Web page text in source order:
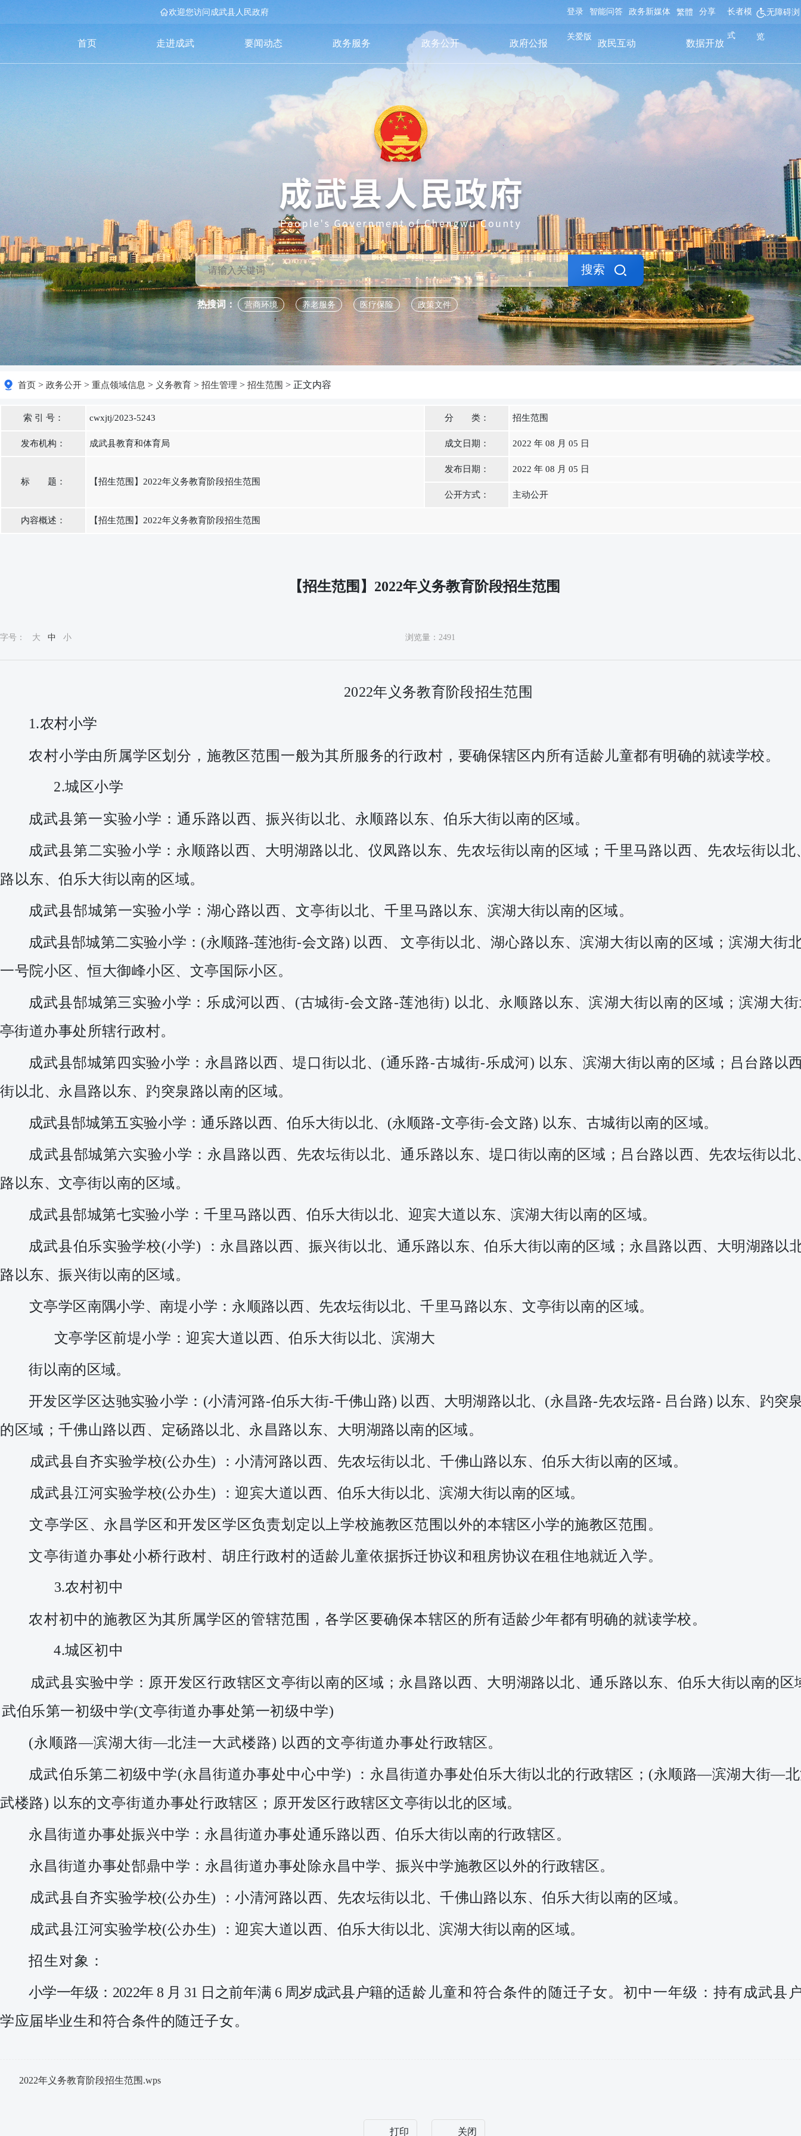
欢迎您访问成武县人民政府 登录 智能问答 政务新媒体 繁體 分享
关爱版
长者模
式
无障碍浏
览
首页 走进成武 要闻动态 政务服务 政务公开 政府公报 政民互动 数据开放
搜索
热搜词： 营商环境 养老服务 医疗保险 政策文件
首页 > 政务公开 > 重点领域信息 > 义务教育 > 招生管理 > 招生范围 > 正文内容
索 引 号： cwxjtj/2023-5243 分 类： 招生范围
发布机构： 成武县教育和体育局 成文日期： 2022 年 08 月 05 日
标 题： 【招生范围】2022年义务教育阶段招生范围
发布日期： 2022 年 08 月 05 日
公开方式： 主动公开
内容概述： 【招生范围】2022年义务教育阶段招生范围
【招生范围】2022年义务教育阶段招生范围
字号： 大 中 小 浏览量： 2491
2022年义务教育阶段招生范围
1.农村小学
农村小学由所属学区划分，施教区范围一般为其所服务的行政村 ， 要确保辖区内所有适龄儿童都有明确的就读学校。
2.城区小学
成武县第一实验小学：通乐路以西、振兴街以北、永顺路以东、伯乐大街以南的区域。
成武县第二实验小学： 永顺路以西、大明湖路以北、仪凤路 以东、先农坛街以南的区域；千里马路以西、先农坛街以北
路 以东、伯乐大街以南的区域。
成武县郜城第一实验小学： 湖心路以西、文亭街以北、千里马路以东、滨湖大街以南的区域。
成武县郜城第二实验小学： (永顺路-莲池街-会文路) 以西、文亭街以北、湖心路以东、滨湖大街以南的区域；滨湖大街
一号院小区、恒大御峰小区、文亭国际小区。
成武县郜城第三实验小学： 乐成河以西、 (古城街-会文路-莲池街) 以北、永顺路以东、滨湖大街以南的区域；滨湖大
亭街道办事处所辖行政村。
成武县郜城第四实验小学 ：永昌路以西、堤口街以北、 (通乐路-古城街-乐成河) 以东、滨湖大街以南的区域；吕台路以
街以北、永昌路以东、趵突泉路以南的区域。
成武县郜城第五实验小学： 通乐路以西、伯乐大街以北、 (永顺路-文亭街-会文路) 以东、古城街以南的区域。
成武县郜城第六实验小学： 永昌路以西、先农坛街以北、通 乐路以东、 堤口街以南的区域； 吕台路以西、先农坛街以北
路 以东、文亭街以南的区域。
成武县郜城第七实验小学：千里马路以西、伯乐大街以北、 迎宾大道以东、滨湖大街以南的区域。
成武县伯乐实验学校(小学) ： 永昌路以西、振兴街以北、通乐路以东、伯乐大街以南的区域；永昌路以西、大明湖路以
路以东、振兴街以南的区域。
文亭学区南隅小学、南堤小学： 永顺路以西、先农坛街以北、 千里马路以东、文亭街以南的区域。
文亭学区前堤小学：迎宾大道以西、伯乐大街以北、滨湖大
街 以南的区域。
开发区学区达驰实验小学： (小清河路-伯乐大街-千佛山路) 以西、大明湖路以北、 (永昌路-先农坛路- 吕台路) 以东、趵突
的区域；千佛山路以西、定砀路以北、永昌路以东、大明湖路以南的区域。
成武县自齐实验学校(公办生) ：小清河路以西、先农坛街 以北、千佛山路以东、伯乐大街以南的区域。
成武县江河实验学校(公办生) ：迎宾大道以西、伯乐大街 以北、滨湖大街以南的区域。
文亭学区、永昌学区和开发区学区负责划定以上学校施教区范围以外的本辖区小学的施教区范围。
文亭街道办事处小桥行政村、胡庄行政村的适龄儿童依据拆迁协议和租房协议在租住地就近入学。
3.农村初中
农村初中的施教区为其所属学区的管辖范围，各学区要确保本辖区的所有适龄少年都有明确的就读学校。
4.城区初中
成武县实验中学： 原开发区行政辖区文亭街以南的区域；永昌路以西、大明湖路以北、通乐路以东、伯乐大街以南的区
武伯乐第一初级中学(文亭街道办事处第一初级中学)
(永顺路—滨湖大街—北洼一大武楼路) 以西的文亭街道办事处行政辖区。
成武伯乐第二初级中学(永昌街道办事处中心中学) ： 永昌街道办事处伯乐大街以北的行政辖区； (永顺路—滨湖大街—北
武楼路) 以东的文亭街道办事处行政辖区；原开发区行政辖区文亭街以北的区域。
永昌街道办事处振兴中学 ：永昌街道办事处通乐路以西、伯乐大街以南的行政辖区。
永昌街道办事处郜鼎中学： 永昌街道办事处除永昌中学、振兴中学施教区以外的行政辖区。
成武县自齐实验学校(公办生) ：小清河路以西、先农坛街 以北、千佛山路以东、伯乐大街以南的区域。
成武县江河实验学校(公办生) ：迎宾大道以西、伯乐大街 以北、滨湖大街以南的区域。
招生对象 ：
小学一年级： 2022年 8 月 31 日之前年满 6 周岁成武县户籍的适龄 儿童和符合条件的随迁子女。初中一年级：持有成武县
学应届毕业生和符合条件的随迁子女。
2022年义务教育阶段招生范围.wps
打印 关闭